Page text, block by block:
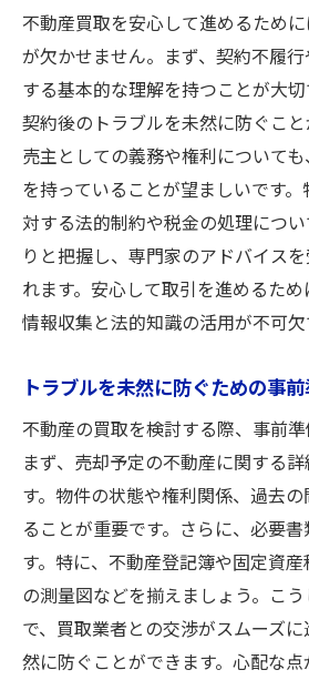
不動産買取を安心して進めるため
が欠かせません。まず、契約不履
する基本的な理解を持つことが大切
契約後のトラブルを未然に防ぐこと
売主としての義務や権利について
を持っていることが望ましいです
対する法的制約や税金の処理につ
りと把握し、専門家のアドバイス
れます。安心して取引を進めるた
情報収集と法的知識の活用が不可欠
トラブルを未然に防ぐための事
不動産の買取を検討する際、事前準
まず、売却予定の不動産に関する
す。物件の状態や権利関係、過去
ることが重要です。さらに、必要
す。特に、不動産登記簿や固定資
の測量図などを揃えましょう。こ
で、買取業者との交渉がスムーズ
然に防ぐことができます。心配な